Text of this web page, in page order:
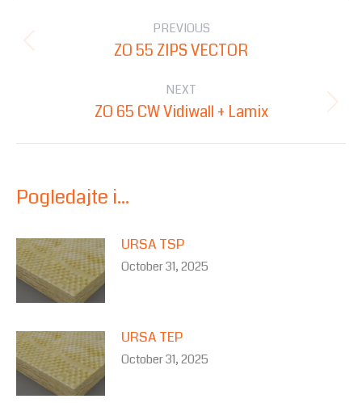
navigation
PREVIOUS
Previous
ZO 55 ZIPS VECTOR
NEXT
Next
ZO 65 CW Vidiwall + Lamix
Pogledajte i...
URSA TSP
October 31, 2025
URSA TEP
October 31, 2025